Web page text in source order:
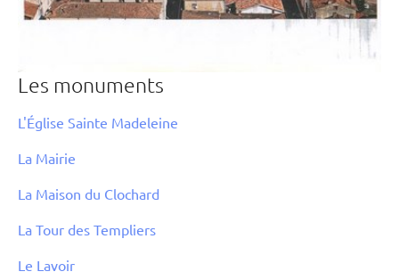
Les monuments
L'Église Sainte Madeleine
La Mairie
La Maison du Clochard
La Tour des Templiers
Le Lavoir